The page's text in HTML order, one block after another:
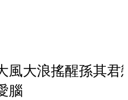
風大浪搖醒孫其君
腦